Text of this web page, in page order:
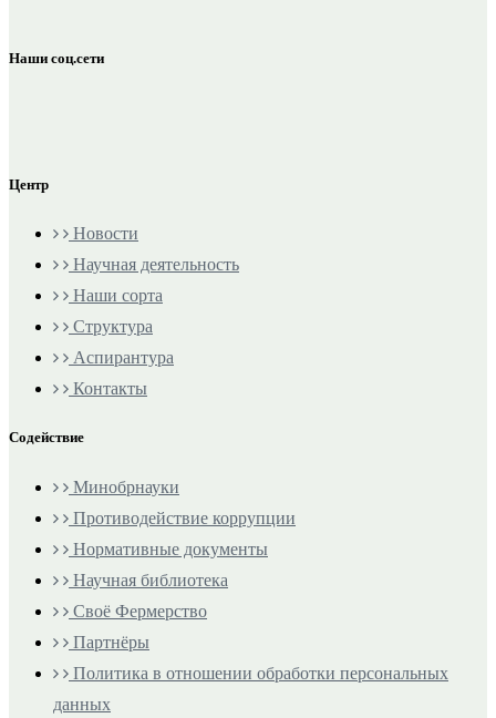
Наши соц.сети
Центр
Новости
Научная деятельность
Наши сорта
Структура
Аспирантура
Контакты
Содействие
Минобрнауки
Противодействие коррупции
Нормативные документы
Научная библиотека
Своё Фермерство
Партнёры
Политика в отношении обработки персональных
данных